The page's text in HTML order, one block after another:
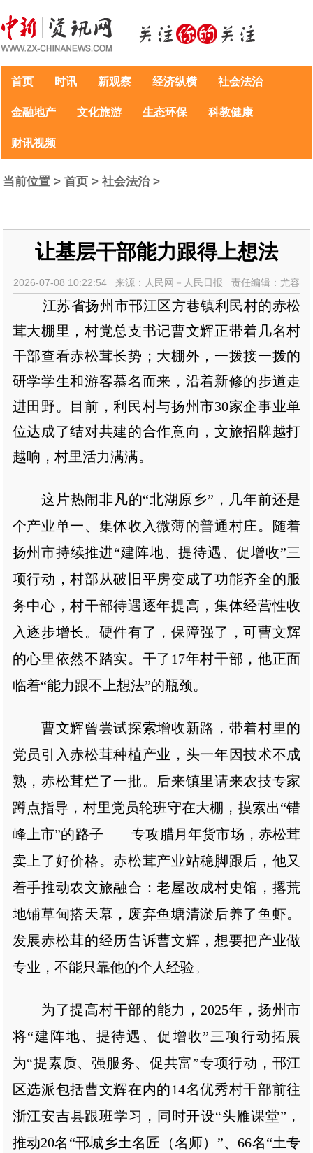
首页 时讯 新观察 经济纵横 社会法治
金融地产 文化旅游 生态环保 科教健康
财讯视频
当前位置 >首页 >社会法治>
让基层干部能力跟得上想法
2026-07-08 10:22:54 来源：人民网－人民日报 责任编辑：尤容
江苏省扬州市邗江区方巷镇利民村的赤松
茸大棚里，村党总支书记曹文辉正带着几名村
干部查看赤松茸长势；大棚外，一拨接一拨的
研学学生和游客慕名而来，沿着新修的步道走
进田野。目前，利民村与扬州市30家企事业单
位达成了结对共建的合作意向，文旅招牌越打
越响，村里活力满满。
这片热闹非凡的“北湖原乡”，几年前还是
个产业单一、集体收入微薄的普通村庄。随着
扬州市持续推进“建阵地、提待遇、促增收”三
项行动，村部从破旧平房变成了功能齐全的服
务中心，村干部待遇逐年提高，集体经营性收
入逐步增长。硬件有了，保障强了，可曹文辉
的心里依然不踏实。干了17年村干部，他正面
临着“能力跟不上想法”的瓶颈。
曹文辉曾尝试探索增收新路，带着村里的
党员引入赤松茸种植产业，头一年因技术不成
熟，赤松茸烂了一批。后来镇里请来农技专家
蹲点指导，村里党员轮班守在大棚，摸索出“错
峰上市”的路子——专攻腊月年货市场，赤松茸
卖上了好价格。赤松茸产业站稳脚跟后，他又
着手推动农文旅融合：老屋改成村史馆，撂荒
地铺草甸搭天幕，废弃鱼塘清淤后养了鱼虾。
发展赤松茸的经历告诉曹文辉，想要把产业做
专业，不能只靠他的个人经验。
为了提高村干部的能力，2025年，扬州市
将“建阵地、提待遇、促增收”三项行动拓展
为“提素质、强服务、促共富”专项行动，邗江
区选派包括曹文辉在内的14名优秀村干部前往
浙江安吉县跟班学习，同时开设“头雁课堂”，
推动20名“邗城乡土名匠（名师）”、66名“土专